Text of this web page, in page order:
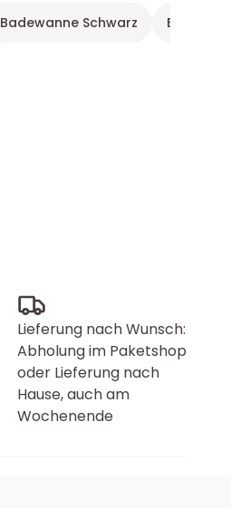
Badewanne Schwarz
Lieferung nach Wunsch:
Abholung im Paketshop
oder Lieferung nach
Hause, auch am
Wochenende